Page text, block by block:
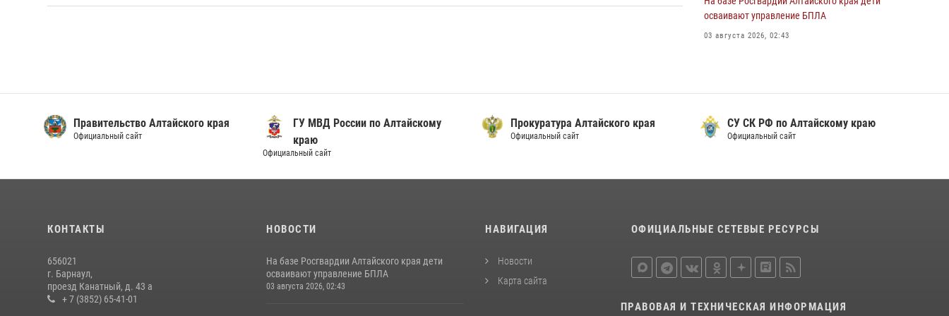
охраны Росгвардии по Алтайскому краю
осваивают управление БПЛА
03 августа 2026, 02:43
Правительство Алтайского края
Официальный сайт
ГУ МВД России по Алтайскому
краю
Официальный сайт
Прокуратура Алтайского края
Официальный сайт
СУ СК РФ по Алтайскому краю
Официальный сайт
КОНТАКТЫ
656021
г. Барнаул,
проезд Канатный, д. 43 а
+ 7 (3852) 65-41-01
НОВОСТИ
На базе Росгвардии Алтайского края дети
осваивают управление БПЛА
03 августа 2026, 02:43
НАВИГАЦИЯ
Новости
Карта сайта
ОФИЦИАЛЬНЫЕ СЕТЕВЫЕ РЕСУРСЫ
ПРАВОВАЯ И ТЕХНИЧЕСКАЯ ИНФОРМАЦИЯ